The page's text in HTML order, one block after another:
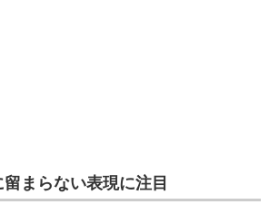
まらない表現に注目